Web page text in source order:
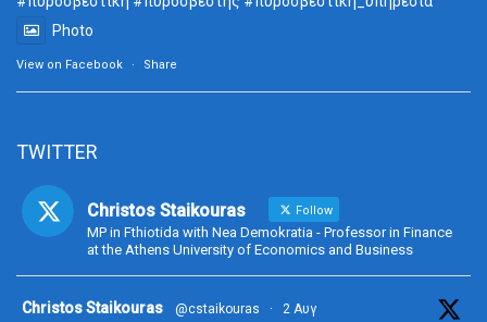
Photo
View on Facebook · Share
TWITTER
Christos Staikouras Follow
MP in Fthiotida with Nea Demokratia - Professor in Finance
at the Athens University of Economics and Business
Christos Staikouras @cstaikouras · 2 Αυγ